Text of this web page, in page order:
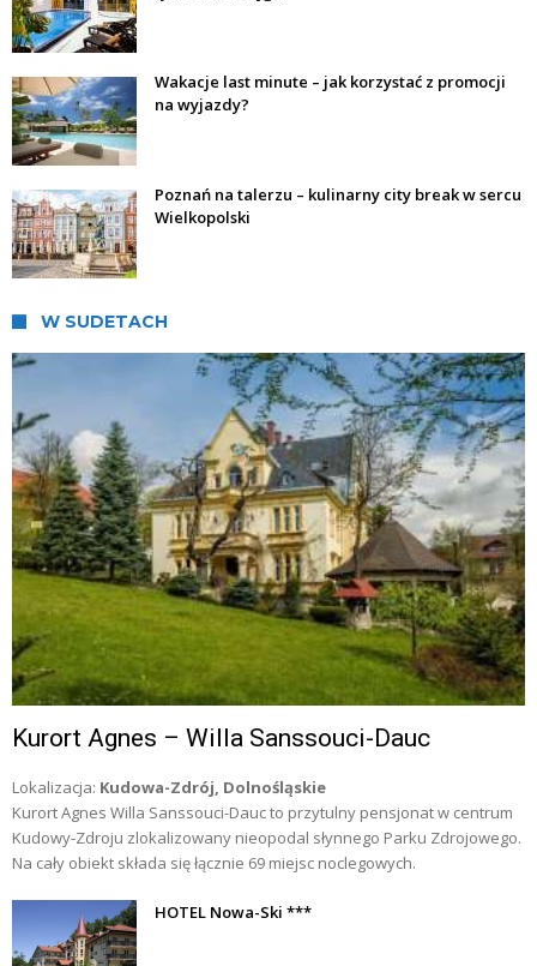
Wakacje last minute – jak korzystać z promocji
na wyjazdy?
Poznań na talerzu – kulinarny city break w sercu
Wielkopolski
W SUDETACH
Kurort Agnes – Willa Sanssouci-Dauc
Lokalizacja: Kudowa-Zdrój, Dolnośląskie
Kurort Agnes Willa Sanssouci-Dauc to przytulny pensjonat w centrum
Kudowy-Zdroju zlokalizowany nieopodal słynnego Parku Zdrojowego.
Na cały obiekt składa się łącznie 69 miejsc noclegowych.
HOTEL Nowa-Ski ***